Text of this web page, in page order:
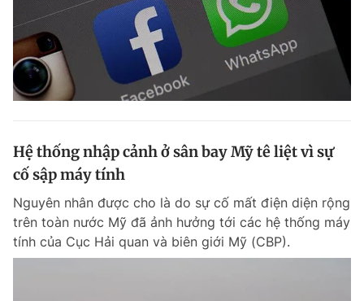
Hệ thống nhập cảnh ở sân bay Mỹ tê liệt vì sự
cố sập máy tính
Nguyên nhân được cho là do sự cố mất điện diện rộng
trên toàn nước Mỹ đã ảnh hưởng tới các hệ thống máy
tính của Cục Hải quan và biên giới Mỹ (CBP).